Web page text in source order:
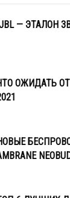
— ЭТАЛОН
ОЖИДАТЬ ОТ